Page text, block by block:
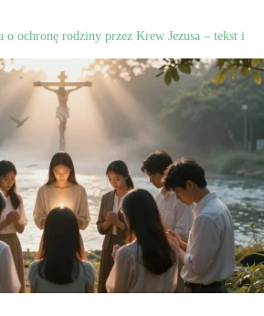
o ochronę rodziny przez Krew Jezusa – tekst i